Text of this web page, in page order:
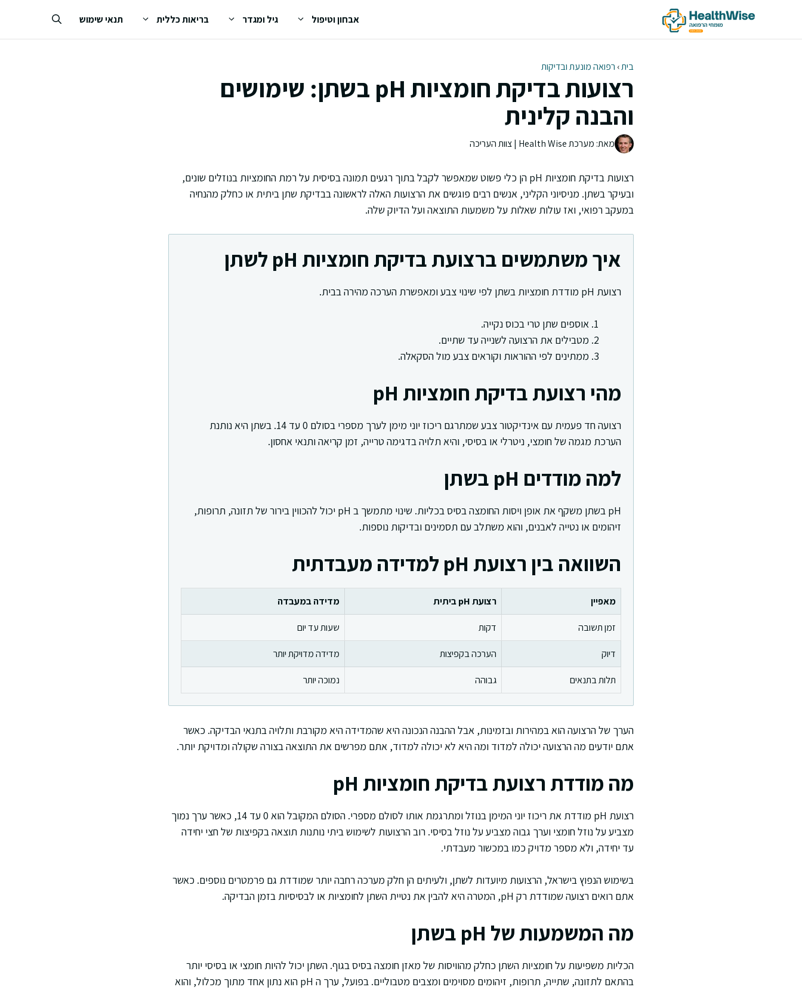
אבחון וטיפול גיל ומגדר בריאות כללית תנאי שימוש
בית› רפואה מונעת ובדיקות
רצועות בדיקת חומציות pH בשתן: שימושים
והבנה קלינית
מאת: מערכת Health Wise | צוות העריכה
רצועות בדיקת חומציות pH הן כלי פשוט שמאפשר לקבל בתוך רגעים תמונה בסיסית על רמת החומציות בנוזלים שונים,
ובעיקר בשתן. מניסיוני הקליני, אנשים רבים פוגשים את הרצועות האלה לראשונה בבדיקת שתן ביתית או כחלק מהנחיה
במעקב רפואי, ואז עולות שאלות על משמעות התוצאה ועל הדיוק שלה.
איך משתמשים ברצועת בדיקת חומציות pH לשתן
רצועת pH מודדת חומציות בשתן לפי שינוי צבע ומאפשרת הערכה מהירה בבית.
אוספים שתן טרי בכוס נקייה.
מטבילים את הרצועה לשנייה עד שתיים.
ממתינים לפי ההוראות וקוראים צבע מול הסקאלה.
מהי רצועת בדיקת חומציות pH
רצועה חד פעמית עם אינדיקטור צבע שמתרגם ריכוז יוני מימן לערך מספרי בסולם 0 עד 14. בשתן היא נותנת
הערכת מגמה של חומצי, ניטרלי או בסיסי, והיא תלויה בדגימה טרייה, זמן קריאה ותנאי אחסון.
למה מודדים pH בשתן
pH בשתן משקף את אופן ויסות החומצה בסיס בכליות. שינוי מתמשך ב pH יכול להכווין בירור של תזונה, תרופות,
זיהומים או נטייה לאבנים, והוא משתלב עם תסמינים ובדיקות נוספות.
השוואה בין רצועת pH למדידה מעבדתית
מאפיין רצועת pH ביתית
מדידה במעבדה
זמן תשובה
דקות
שעות עד יום
דיוק
הערכה בקפיצות
מדידה מדויקת יותר
תלות בתנאים
גבוהה נמוכה יותר
הערך של הרצועה הוא במהירות ובזמינות, אבל ההבנה הנכונה היא שהמדידה היא מקורבת ותלויה בתנאי הבדיקה. כאשר
אתם יודעים מה הרצועה יכולה למדוד ומה היא לא יכולה למדוד, אתם מפרשים את התוצאה בצורה שקולה ומדויקת יותר.
מה מודדת רצועת בדיקת חומציות pH
רצועת pH מודדת את ריכוז יוני המימן בנוזל ומתרגמת אותו לסולם מספרי. הסולם המקובל הוא 0 עד 14, כאשר ערך נמוך
מצביע על נוזל חומצי וערך גבוה מצביע על נוזל בסיסי. רוב הרצועות לשימוש ביתי נותנות תוצאה בקפיצות של חצי יחידה
עד יחידה, ולא מספר מדויק כמו במכשור מעבדתי.
בשימוש הנפוץ בישראל, הרצועות מיועדות לשתן, ולעיתים הן חלק מערכה רחבה יותר שמודדת גם פרמטרים נוספים. כאשר
אתם רואים רצועה שמודדת רק pH, המטרה היא להבין את נטיית השתן לחומציות או לבסיסיות בזמן הבדיקה.
מה המשמעות של pH בשתן
הכליות משפיעות על חומציות השתן כחלק מהוויסות של מאזן חומצה בסיס בגוף. השתן יכול להיות חומצי או בסיסי יותר
בהתאם לתזונה, שתייה, תרופות, זיהומים מסוימים ומצבים מטבוליים. בפועל, ערך ה pH הוא נתון אחד מתוך מכלול, והוא